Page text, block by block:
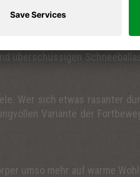
und Welt an. Wer mit
Kontrast zwischen
überschüssigen
Wer sich etwas rasanter
Variante der
umso mehr auf warme